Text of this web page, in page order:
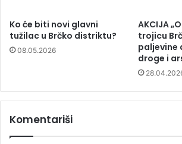
Ko će biti novi glavni
tužilac u Brčko distriktu?
08.05.2026
AKCIJA
trojicu
paljevine
droge i
Komentariši